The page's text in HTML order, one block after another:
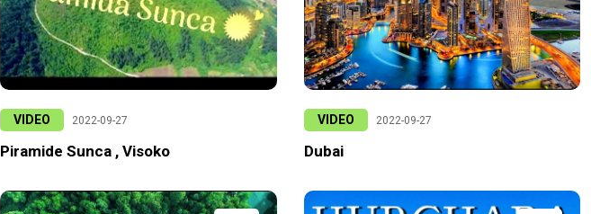
VIDEO 2022-09-27
Piramide Sunca , Visoko
VIDEO 2022-09-27
Dubai